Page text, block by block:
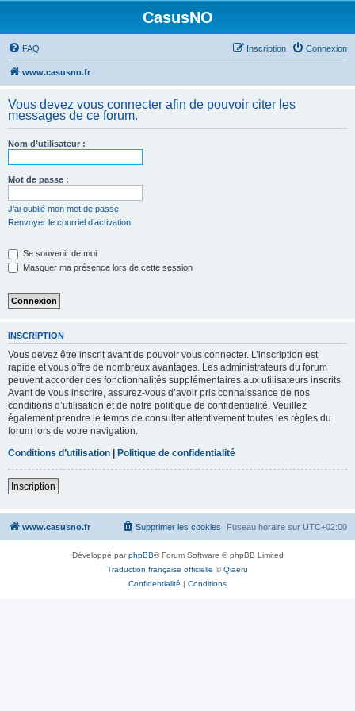
CasusNO
FAQ Connexion
Inscription
www.casusno.fr
Vous devez vous connecter afin de pouvoir citer les
messages de ce forum.
Nom d’utilisateur :
Mot de passe :
J’ai oublié mon mot de passe
Renvoyer le courriel d’activation
Se souvenir de moi
Masquer ma présence lors de cette session
INSCRIPTION
Vous devez être inscrit avant de pouvoir vous connecter. L’inscription est
rapide et vous offre de nombreux avantages. Les administrateurs du forum
peuvent accorder des fonctionnalités supplémentaires aux utilisateurs inscrits.
Avant de vous inscrire, assurez-vous d’avoir pris connaissance de nos
conditions d’utilisation et de notre politique de confidentialité. Veuillez
également prendre le temps de consulter attentivement toutes les règles du
forum lors de votre navigation.
Conditions d’utilisation | Politique de confidentialité
Inscription
www.casusno.fr Fuseau horaire sur UTC+02:00
Supprimer les cookies
Développé parphpBB® Forum Software © phpBB Limited
Traduction française officielle ©Qiaeru
Confidentialité | Conditions